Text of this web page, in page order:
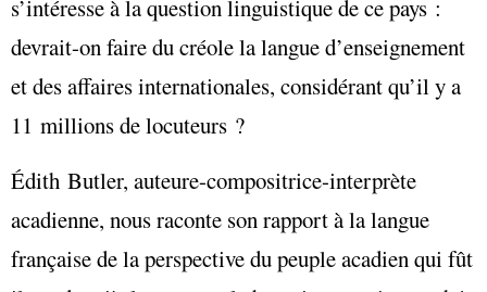
s’intéresse à la question linguistique de ce pays :
devrait-on faire du créole la langue d’enseignement
et des affaires internationales, considérant qu’il y a
11 millions de locuteurs ?
Édith Butler, auteure-compositrice-interprète
acadienne, nous raconte son rapport à la langue
française de la perspective du peuple acadien qui fût